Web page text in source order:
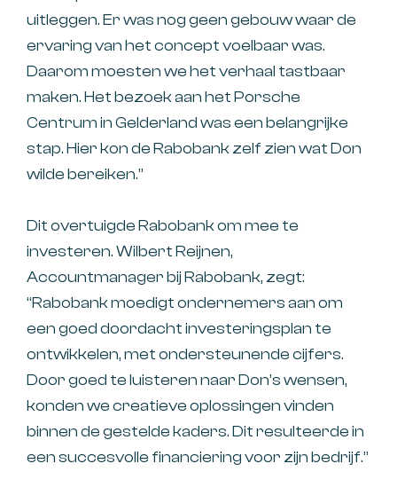
uitleggen. Er was nog geen gebouw waar de
ervaring van het concept voelbaar was.
Daarom moesten we het verhaal tastbaar
maken. Het bezoek aan het Porsche
Centrum in Gelderland was een belangrijke
stap. Hier kon de Rabobank zelf zien wat Don
wilde bereiken.”
Dit overtuigde Rabobank om mee te
investeren. Wilbert Reijnen,
Accountmanager bij Rabobank, zegt:
“Rabobank moedigt ondernemers aan om
een goed doordacht investeringsplan te
ontwikkelen, met ondersteunende cijfers.
Door goed te luisteren naar Don’s wensen,
konden we creatieve oplossingen vinden
binnen de gestelde kaders. Dit resulteerde in
een succesvolle financiering voor zijn bedrijf.”